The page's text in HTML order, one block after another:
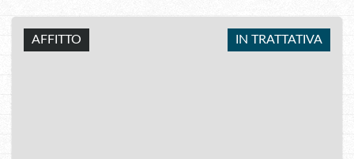
AFFITTO IN TRATTATIVA